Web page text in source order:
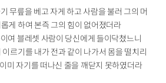
무릎을 베고 자게 하고 사람을 불러 그의 머
게 하여 본즉 그의 힘이 없어졌더라
여 블레셋 사람이 당신에게 들이닥쳤느니
르기를 내가 전과 같이 나가서 몸을 떨치리
미 자기를 떠나신 줄을 깨닫지 못하였더라